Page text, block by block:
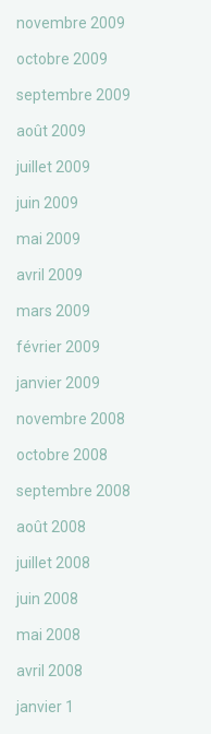
novembre 2009
octobre 2009
septembre 2009
août 2009
juillet 2009
juin 2009
mai 2009
avril 2009
mars 2009
février 2009
janvier 2009
novembre 2008
octobre 2008
septembre 2008
août 2008
juillet 2008
juin 2008
mai 2008
avril 2008
janvier 1